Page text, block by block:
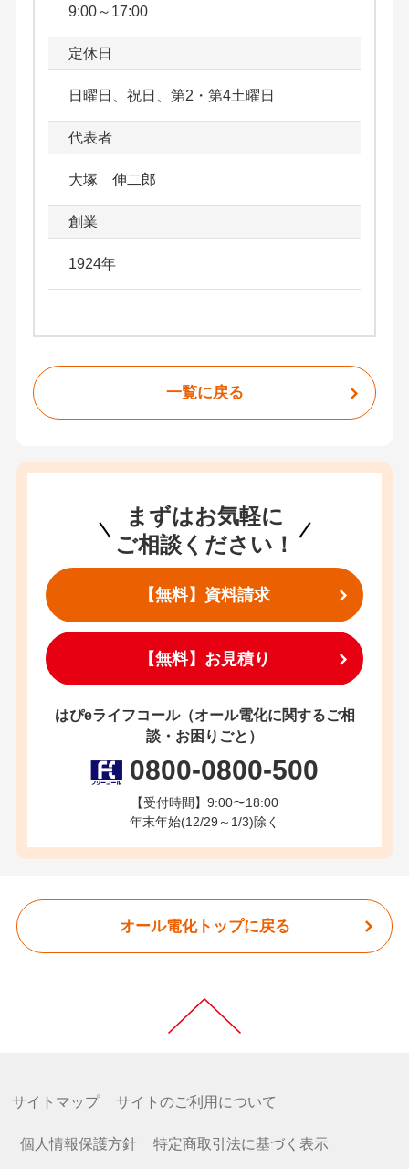
9:00～17:00
定休日
日曜日、祝日、第2・第4土曜日
代表者
大塚 伸二郎
創業
1924年
一覧に戻る
まずはお気軽に
ご相談ください！
【無料】資料請求
【無料】お見積り
はぴeライフコール（オール電化に関するご相
談・お困りごと）
0800-0800-500
【受付時間】9:00〜18:00
年末年始(12/29～1/3)除く
オール電化トップに戻る
サイトマップ サイトのご利用について
個人情報保護方針 特定商取引法に基づく表示